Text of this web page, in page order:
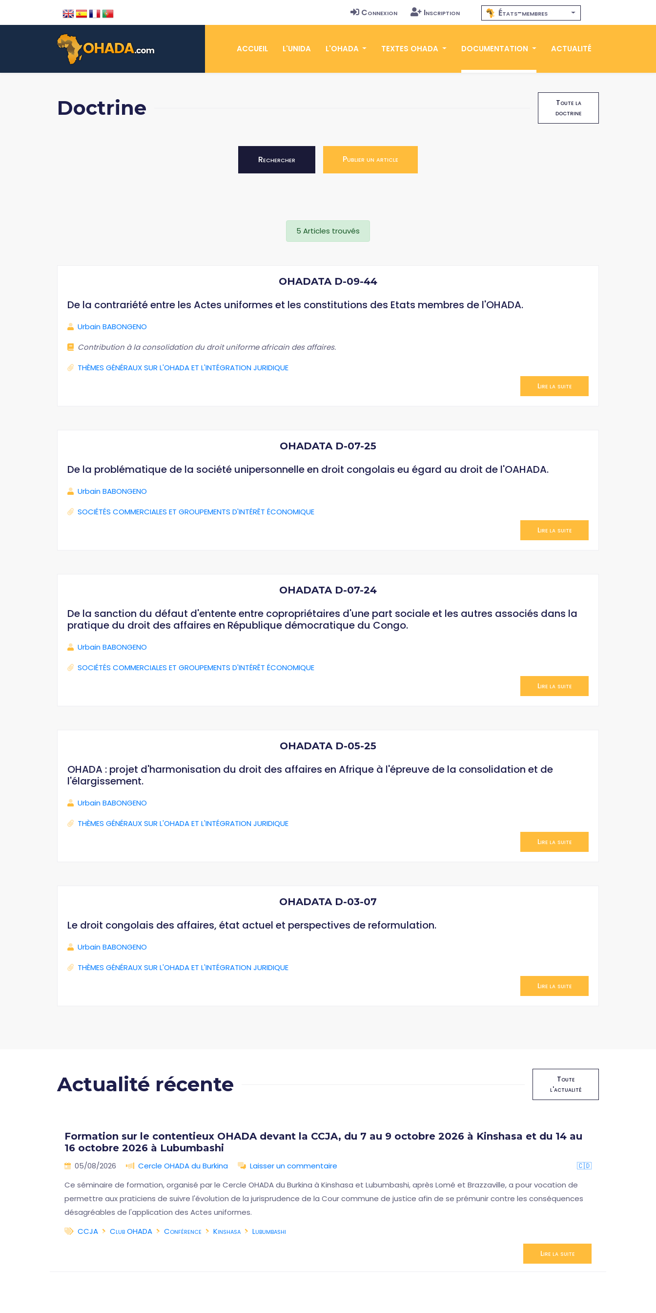
Connexion Inscription États-membres
ACCUEIL L'UNIDA L'OHADA TEXTES OHADA DOCUMENTATION ACTUALITÉ
Doctrine
Toute la
doctrine
Rechercher Publier un article
5 Articles trouvés
OHADATA D-09-44
De la contrariété entre les Actes uniformes et les constitutions des Etats membres de l'OHADA.
Urbain BABONGENO
Contribution à la consolidation du droit uniforme africain des affaires.
THÈMES GÉNÉRAUX SUR L'OHADA ET L'INTÉGRATION JURIDIQUE
Lire la suite
OHADATA D-07-25
De la problématique de la société unipersonnelle en droit congolais eu égard au droit de l'OAHADA.
Urbain BABONGENO
SOCIÉTÉS COMMERCIALES ET GROUPEMENTS D'INTÉRÊT ÉCONOMIQUE
Lire la suite
OHADATA D-07-24
De la sanction du défaut d'entente entre copropriétaires d'une part sociale et les autres associés dans la
pratique du droit des affaires en République démocratique du Congo.
Urbain BABONGENO
SOCIÉTÉS COMMERCIALES ET GROUPEMENTS D'INTÉRÊT ÉCONOMIQUE
Lire la suite
OHADATA D-05-25
OHADA : projet d'harmonisation du droit des affaires en Afrique à l'épreuve de la consolidation et de
l'élargissement.
Urbain BABONGENO
THÈMES GÉNÉRAUX SUR L'OHADA ET L'INTÉGRATION JURIDIQUE
Lire la suite
OHADATA D-03-07
Le droit congolais des affaires, état actuel et perspectives de reformulation.
Urbain BABONGENO
THÈMES GÉNÉRAUX SUR L'OHADA ET L'INTÉGRATION JURIDIQUE
Lire la suite
Actualité récente
Toute
l'actualité
Formation sur le contentieux OHADA devant la CCJA, du 7 au 9 octobre 2026 à Kinshasa et du 14 au
16 octobre 2026 à Lubumbashi
05/08/2026 Cercle OHADA du Burkina Laisser un commentaire
🇨🇩
Ce séminaire de formation, organisé par le Cercle OHADA du Burkina à Kinshasa et Lubumbashi, après Lomé et Brazzaville, a pour vocation de
permettre aux praticiens de suivre l'évolution de la jurisprudence de la Cour commune de justice afin de se prémunir contre les conséquences
désagréables de l'application des Actes uniformes.
CCJA
Club OHADA Conférence Kinshasa Lubumbashi
Lire la suite